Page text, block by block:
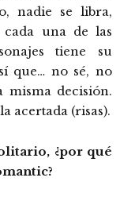
nadie se libra,
una de las
tiene su
que… no sé, no
misma decisión.
acertada (risas).
¿por qué